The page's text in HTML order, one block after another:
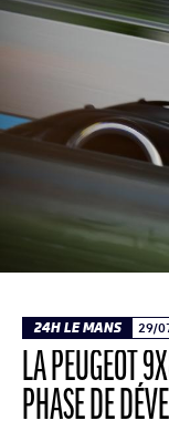
24H LE MANS 29/
LA PEUGEOT
PHASE DE